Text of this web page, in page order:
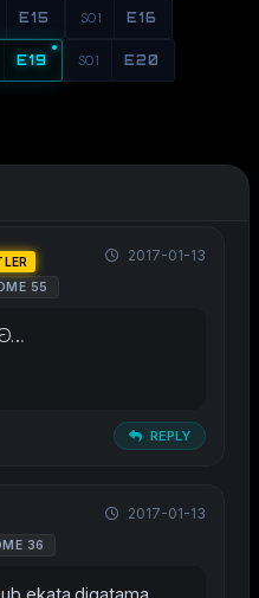
E15 S01 E16
E19 S01 E20
55
2017-01-13
REPLY
36
2017-01-13